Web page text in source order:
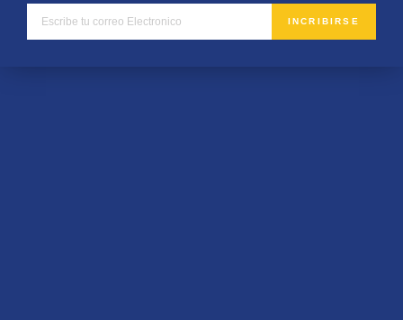
INCRIBIRSE